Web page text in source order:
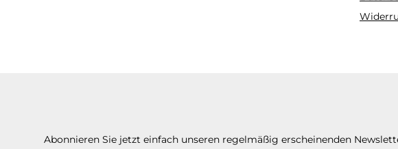
Abonnieren Sie jetzt einfach unseren regelmäßig erscheinenden